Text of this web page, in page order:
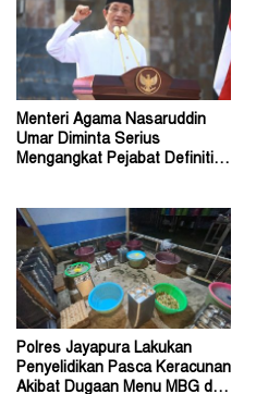
Menteri Agama Nasaruddin
Umar Diminta Serius
Mengangkat Pejabat Definitif
Polres Jayapura Lakukan
Penyelidikan Pasca Keracunan
Akibat Dugaan Menu MBG di